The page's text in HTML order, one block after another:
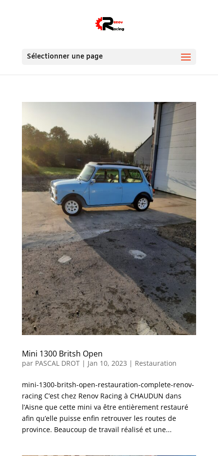
Sélectionner une page
Mini 1300 Britsh Open
par PASCAL DROT| Jan 10, 2023 | Restauration
mini-1300-britsh-open-restauration-complete-renov-
racing C’est chez Renov Racing à CHAUDUN dans
l’Aisne que cette mini va être entièrement restauré
afin qu’elle puisse enfin retrouver les routes de
province. Beaucoup de travail réalisé et une...